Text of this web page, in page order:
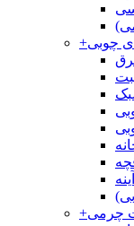
+چوبی
آینه
+چرمی